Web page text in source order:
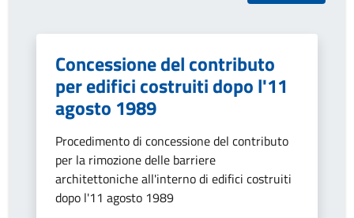
Concessione del contributo
per edifici costruiti dopo l'11
agosto 1989
Procedimento di concessione del contributo
per la rimozione delle barriere
architettoniche all'interno di edifici costruiti
dopo l'11 agosto 1989